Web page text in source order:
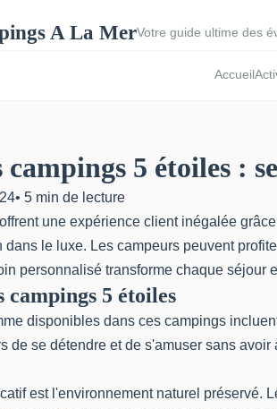
A La MerVotre guide ultime des
Accueil
5 étoiles :
• 5 min de lecture
offrent une expérience client inégalée
dans le luxe. Les campeurs peuvent
personnalisé transforme chaque séjour
campings 5 étoiles
disponibles dans ces campings
de se détendre et de s'amuser sans
est l'environnement naturel préservé.